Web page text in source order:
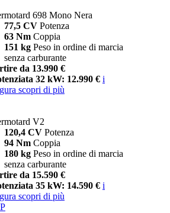
698 Mono Nera
77,5 CV Potenza
63 Nm Coppia
151 kg Peso in ordine di marcia
senza carburante
da 13.990 €
32 kW: 12.990 € i
scopri di più
V2
120,4 CV Potenza
94 Nm Coppia
180 kg Peso in ordine di marcia
senza carburante
da 15.590 €
35 kW: 14.590 € i
scopri di più